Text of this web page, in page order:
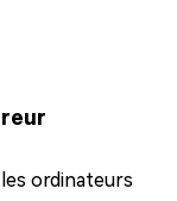
ordinateurs